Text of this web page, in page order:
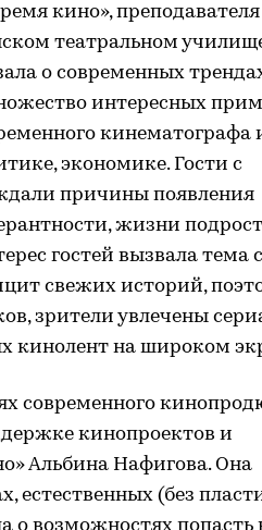
кино», преподавателя
театральном
о современных
интересных
кинематографа
экономике. Гости с
причины появления
жизни
гостей вызвала тема
свежих историй,
зрители увлечены
кинолент на широком
современного
кинопроектов и
Альбина Нафигова. Она
естественных (без